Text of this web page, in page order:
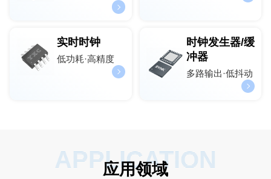
实时时钟
低功耗·高精度
时钟发生器/缓
冲器
多路输出·低抖动
APPLICATION
应用领域